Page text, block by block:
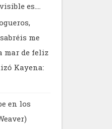
es....
me
mar de feliz
Kayena:
en los